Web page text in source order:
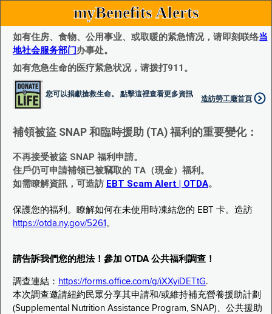
myBenefits Alerts
如有住房、食物、公用事业、或取暖的紧急情况，请即刻联络当
地社会服务部门办事处。
如有危急生命的医疗紧急状况，请拨打911。
您可以捐獻搶救生命。 點擊這裡查看更多資訊
造訪勞工廰首頁
補領被盜 SNAP 和臨時援助 (TA) 福利的重要變化：
不再接受被盜 SNAP 福利申請。
住戶仍可申請補領已被竊取的 TA（現金）福利。
如需瞭解資訊，可造訪 EBT Scam Alert | OTDA。
保護您的福利。瞭解如何在未使用時凍結您的 EBT 卡。造訪
https://otda.ny.gov/5261 。
請告訴我們您的想法！參加 OTDA 公共福利調查！
調查連結： https://forms.office.com/g/iXXyiDETtG.
本次調查邀請紐約民眾分享其申請和/或維持補充營養援助計劃
(Supplemental Nutrition Assistance Program, SNAP)、公共援助